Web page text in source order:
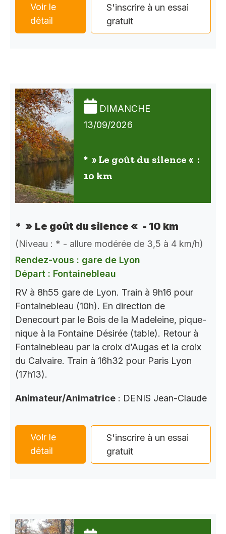
Voir le
détail
S'inscrire à un essai
gratuit
DIMANCHE
13/09/2026
* » Le goût du silence « :
10 km
* » Le goût du silence « - 10 km
(Niveau : * - allure modérée de 3,5 à 4 km/h)
Rendez-vous : gare de Lyon
Départ : Fontainebleau
RV à 8h55 gare de Lyon. Train à 9h16 pour
Fontainebleau (10h). En direction de
Denecourt par le Bois de la Madeleine, pique-
nique à la Fontaine Désirée (table). Retour à
Fontainebleau par la croix d’Augas et la croix
du Calvaire. Train à 16h32 pour Paris Lyon
(17h13).
Animateur/Animatrice : DENIS Jean-Claude
Voir le
détail
S'inscrire à un essai
gratuit